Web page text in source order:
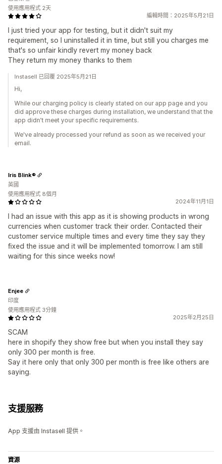
編輯時間：2025年5月21日
I just tried your app for testing, but it didn't suit my
requirement, so I uninstalled it in time, but still you charges me
that's so unfair kindly revert my money back
They return my money thanks to them
使用應用程式 2天
Instasell 已回覆 2025年5月21日
Hi,
While our charging policy is clearly stated on our app page and you
did approve these charges during installation, we understand that the
app didn't meet your specific requirements.
We've already processed your refund as soon as we received your
email.
2024年11月1日
I had an issue with this app as it is showing products in wrong
currencies when customer track their order. Contacted their
customer service multiple times and every time they say they
fixed the issue and it will be implemented tomorrow. I am still
waiting for this since weeks now!
Iris Blink®
英國
使用應用程式 8個月
2025年2月25日
SCAM
here in shopify they show free but when you install they say
only 300 per month is free.
Say it here only that only 300 per month is free like others are
saying.
Enjee
印度
使用應用程式 3分鐘
支援服務
App 支援由 Instasell 提供。
資源